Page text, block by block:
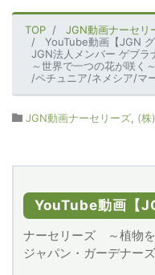
TOP
JGN動画ナーセリ
YouTube動画【JGN グ
JGN法人メンバー ゲブラ
～世界で一つの花が咲く～
/ペチュニア/ネメシア/マーガレッ
JGN動画ナーセリーズ (株
YouTube動画【
ナーセリーズ ～植物
ジャパン・ガーデナー